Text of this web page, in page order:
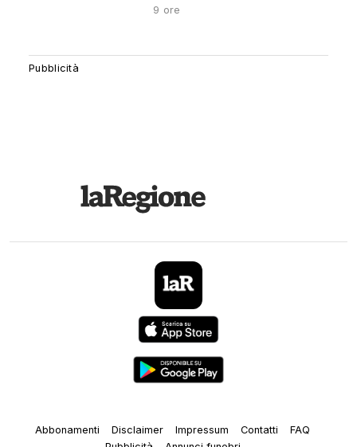
9 ore
Abbonamenti Disclaimer Impressum Contatti
FAQ